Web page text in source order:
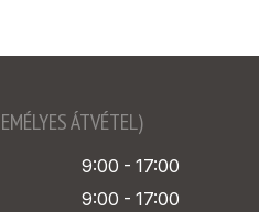
ÁTVÉTEL)
9:00 - 17:00
9:00 - 17:00